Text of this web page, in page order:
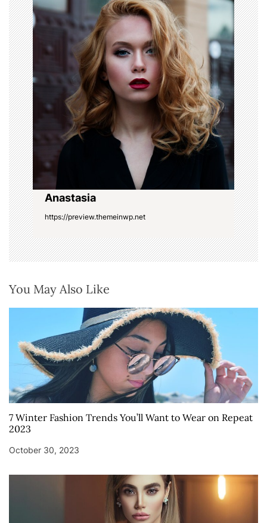
i
g
a
t
i
o
n
Anastasia
https://preview.themeinwp.net
You May Also Like
7 Winter Fashion Trends You’ll Want to Wear on Repeat
2023
October 30, 2023